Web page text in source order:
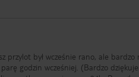
przylot był wcześnie rano, ale
godzin wcześniej. (Bardzo